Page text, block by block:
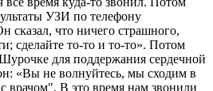
УЗИ по телефону
сказал, что ничего страшного,
сделайте то-то и то-то». Потом
для поддержания сердечной
«Вы не волнуйтесь, мы сходим в
врачом". В это время нам звонили